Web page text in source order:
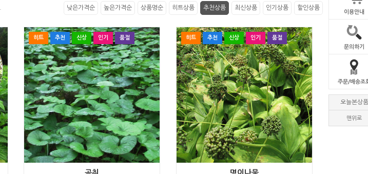
이용안내
문의하기
주문/배송조
오늘본상품
맨위로
낮은가격순 높은가격순 상품명순 히트상품 추천상품 최신상품 인기상품 할인상품
히트 추천 신상 인기 품절 히트 추천 신상 인기 품절